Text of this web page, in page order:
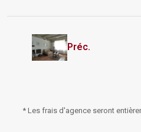
Préc.
* Les frais d'agence seront